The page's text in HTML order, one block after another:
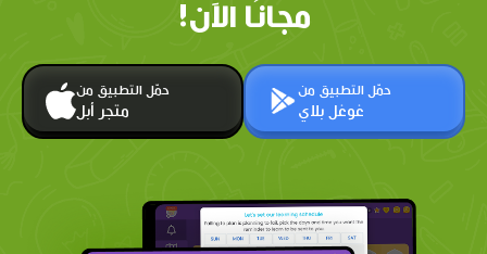
مجانًا الآن!
حمّل التطبيق من
متجر أبل
حمّل التطبيق من
غوغل بلاي